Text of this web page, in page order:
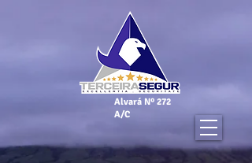
Alvará Nº 272
A/C